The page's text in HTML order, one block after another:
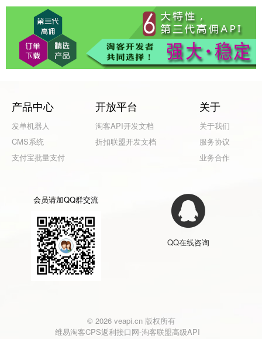
产品中心
发单机器人
CMS系统
支付宝批量支付
开放平台
淘客API开发文档
折扣联盟开发文档
关于
关于我们
服务协议
业务合作
会员请加QQ群交流
QQ在线咨询
© 2026 veapi.cn 版权所有
维易淘客CPS返利接口网-淘客联盟高级API